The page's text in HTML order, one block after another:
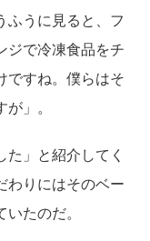
ふうに見ると、フ
ジで冷凍食品をチ
ですね。僕らはそ
」。
た」と紹介してく
わりにはそのベー
たのだ。